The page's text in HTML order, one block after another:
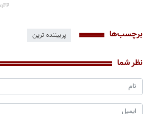
برچسب‌ها پربیننده ترین
نظر شما